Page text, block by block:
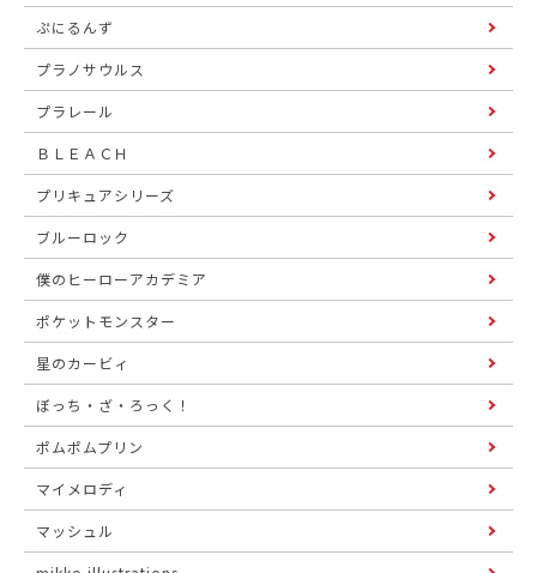
ぷにるんず
プラノサウルス
プラレール
ＢＬＥＡＣＨ
プリキュアシリーズ
ブルーロック
僕のヒーローアカデミア
ポケットモンスター
星のカービィ
ぼっち・ざ・ろっく！
ポムポムプリン
マイメロディ
マッシュル